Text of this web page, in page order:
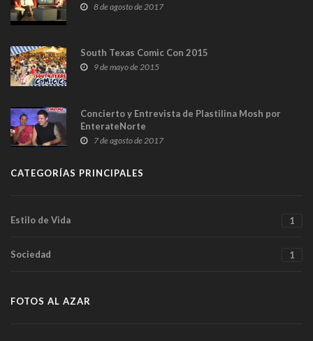
8 de agosto de 2017
South Texas Comic Con 2015
9 de mayo de 2015
Concierto y Entrevista de Plastilina Mosh por
EnterateNorte
7 de agosto de 2017
CATEGORÍAS PRINCIPALES
Estilo de Vida 1
Sociedad 1
FOTOS AL AZAR